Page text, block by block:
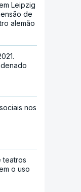
Leipzig
de
alemão
nos
teatros
o uso